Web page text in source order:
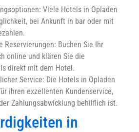
Viele Hotels in Opladen
bei Ankunft in bar oder mit
Reservierungen: Buchen Sie Ihr
online und klären Sie die
direkt mit dem Hotel.
Service: Die Hotels in Opladen
ihren exzellenten Kundenservice,
Zahlungsabwicklung behilflich ist.
in